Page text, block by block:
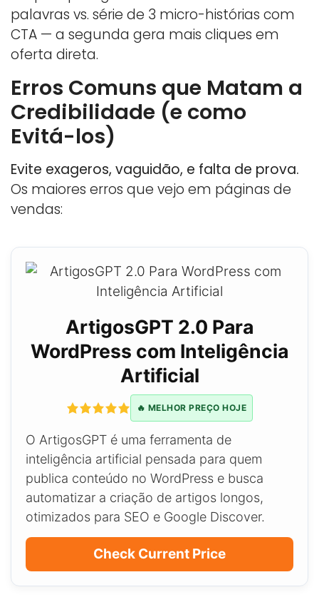
palavras vs. série de 3 micro-histórias com
CTA — a segunda gera mais cliques em
oferta direta.
Erros Comuns que Matam a
Credibilidade (e como
Evitá-los)
Evite exageros, vaguidão, e falta de prova.
Os maiores erros que vejo em páginas de
vendas:
ArtigosGPT 2.0 Para
WordPress com Inteligência
Artificial
🔥 MELHOR PREÇO HOJE
O ArtigosGPT é uma ferramenta de
inteligência artificial pensada para quem
publica conteúdo no WordPress e busca
automatizar a criação de artigos longos,
otimizados para SEO e Google Discover.
Check Current Price